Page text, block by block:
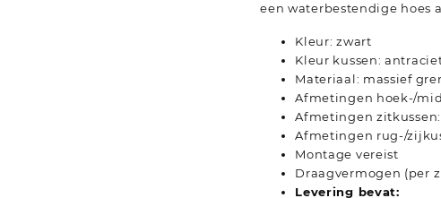
een waterbestendige hoes
Kleur: zwart
Kleur kussen:
Materiaal: massief
Afmetingen hoek-/
Afmetingen zitkussen:
Afmetingen rug-/
Montage vereist
Draagvermogen (per
Levering bevat: